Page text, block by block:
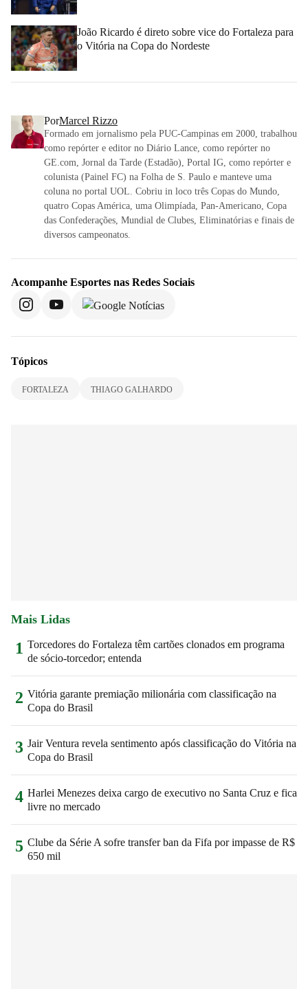
João Ricardo é direto sobre vice do Fortaleza para
o Vitória na Copa do Nordeste
PorMarcel Rizzo
Formado em jornalismo pela PUC-Campinas em 2000, trabalhou
como repórter e editor no Diário Lance, como repórter no
GE.com, Jornal da Tarde (Estadão), Portal IG, como repórter e
colunista (Painel FC) na Folha de S. Paulo e manteve uma
coluna no portal UOL. Cobriu in loco três Copas do Mundo,
quatro Copas América, uma Olimpíada, Pan-Americano, Copa
das Confederações, Mundial de Clubes, Eliminatórias e finais de
diversos campeonatos.
Acompanhe Esportes nas Redes Sociais
Tópicos
FORTALEZA THIAGO GALHARDO
Mais Lidas
1 Torcedores do Fortaleza têm cartões clonados em programa
de sócio-torcedor; entenda
2 Vitória garante premiação milionária com classificação na
Copa do Brasil
3 Jair Ventura revela sentimento após classificação do Vitória na
Copa do Brasil
4 Harlei Menezes deixa cargo de executivo no Santa Cruz e fica
livre no mercado
5 Clube da Série A sofre transfer ban da Fifa por impasse de R$
650 mil